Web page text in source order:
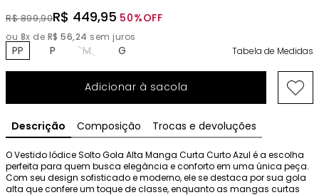
R$ 899,90R$ 449,95 50%OFF
ou 8x de R$ 56,24 sem juros
PP P M G Tabela de Medidas
Adicionar à sacola
Descrição Composição Trocas e devoluções
O Vestido Iódice Solto Gola Alta Manga Curta Curto Azul é a escolha
perfeita para quem busca elegância e conforto em uma única peça.
Com seu design sofisticado e moderno, ele se destaca por sua gola
alta que confere um toque de classe, enquanto as mangas curtas